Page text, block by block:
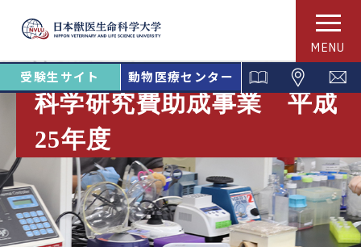
MENU
受験生サイト 動物医療センター
科学研究費助成事業 平成
25年度